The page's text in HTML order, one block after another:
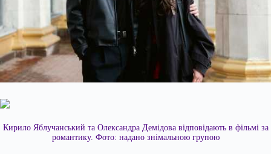
Кирило Яблучанський та Олександра Демідова відповідають в фільмі за
романтику. Фото: надано знімальною групою